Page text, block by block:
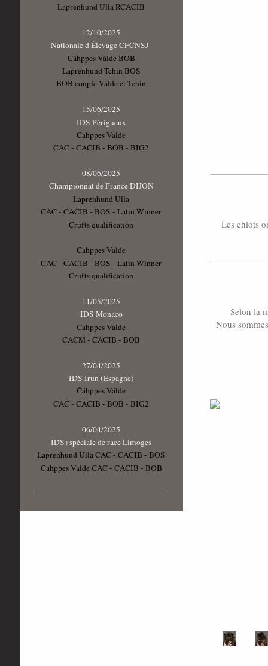
Les chiots
Selon la
Nous
Laprenhund Ulla RCACIB
12/10/2025
Nationale d Élevage CFCNSJ
Čáhppes Válde BOB
Laprenhund Tchin BOS
BOB couple Válde et Tchin
15/06/2025
IDS Périgueux
Cahppes Valde
CAC - CACIB - BOB - BIG2
08/06/2025
Championnat de France DIJON
Laprenhund Ulla
CAC - CACIB - BOS - Latin Winner
Crufts qualification
Cahppes Valde
CAC - CACIB - BOS - Latin Winner
Crufts qualification
11/05/2025
IDS Monaco
Cahppes Valde
CACM - CACIB - BOB
27/04/2025
IDS Irun (Espagne)
Čáhppes Válde
CAC - CACIB - BOB - BIG2
06/04/2025
IDS+spéciale de race Limoges
Laprenhund Ulla CAC - CACIB - BOS
Cahppes Valde CAC - CACIB - BOB